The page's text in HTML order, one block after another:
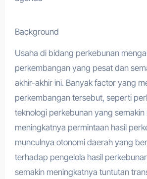
Background
Usaha di bidang perkebunan
perkembangan yang pesat dan
akhir-akhir ini. Banyak factor yang
perkembangan tersebut, seperti
teknologi perkebunan yang semakin
meningkatnya permintaan hasil
munculnya otonomi daerah yang
terhadap pengelola hasil
semakin meningkatnya tuntutan